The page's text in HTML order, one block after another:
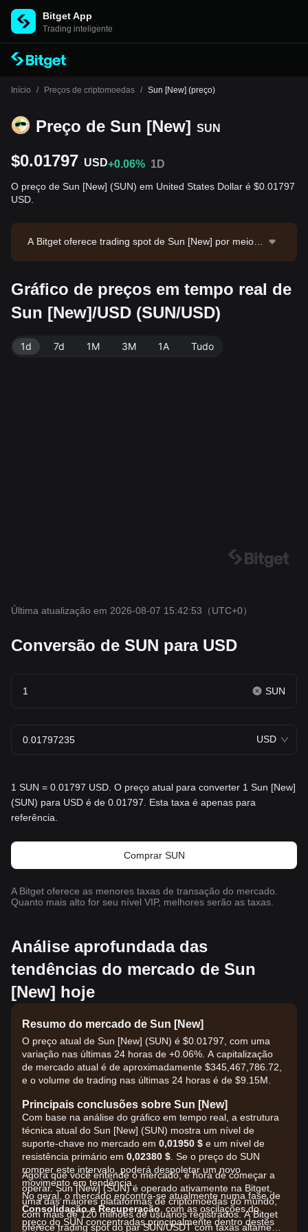
Bitget App
Trading inteligente
Início / Preços de criptomoedas / Sun [New] (preço)
Preço de Sun [New] SUN
$0.01797 USD+0.06% 1D
O preço de Sun [New] (SUN) em United States Dollar é $0.01797
USD.
A Bitget oferece trading spot de Sun [New] por meio d
Sun [New] possui valor de mercado de $345,467,786.
72 e oferta em circulação de 19.22B SUN. Fonte dos
dados: Bitget. Última atualização: 2026-08-07 15:42:5
Gráfico de preços em tempo real de
Sun [New]/USD (SUN/USD)
1d 7d 1M 3M 1A Tudo
Última atualização em 2026-08-07 15:42:53 （UTC+0）
Conversão de SUN para USD
SUN
USD
1 SUN = 0.01797 USD. O preço atual para converter 1 Sun [New]
(SUN) para USD é de 0.01797. Esta taxa é apenas para
referência.
Comprar SUN
A Bitget oferece as menores taxas de transação do mercado.
Quanto mais alto for seu nível VIP, melhores serão as taxas.
Análise aprofundada das
tendências do mercado de Sun
[New] hoje
Resumo do mercado de Sun [New]
O preço atual de Sun [New] (SUN) é $0.01797, com uma
variação nas últimas 24 horas de +0.06%. A capitalização
de mercado atual é de aproximadamente $345,467,786.72,
e o volume de trading nas últimas 24 horas é de $9.15M.
Principais conclusões sobre Sun [New]
Com base na análise do gráfico em tempo real, a estrutura
técnica atual do Sun [New] (SUN) mostra um nível de
suporte-chave no mercado em 0,01950 $ e um nível de
resistência primário em 0,02380 $ . Se o preço do SUN
romper este intervalo, poderá despoletar um novo
movimento em tendência.
No geral, o mercado encontra-se atualmente numa fase de
Consolidação e Recuperação , com as oscilações do
preço do SUN concentradas principalmente dentro destes
Agora que você entende o mercado, é hora de começar a
operar. Sun [New] (SUN) é operado ativamente na Bitget,
uma das maiores plataformas de criptomoedas do mundo,
com mais de 120 milhões de usuários registrados. A Bitget
oferece trading spot do par SUN/USDT com taxas altamente